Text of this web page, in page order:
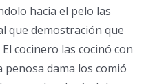
hacia el pelo las
que demostración que
cocinero las cocinó con
penosa dama los comió